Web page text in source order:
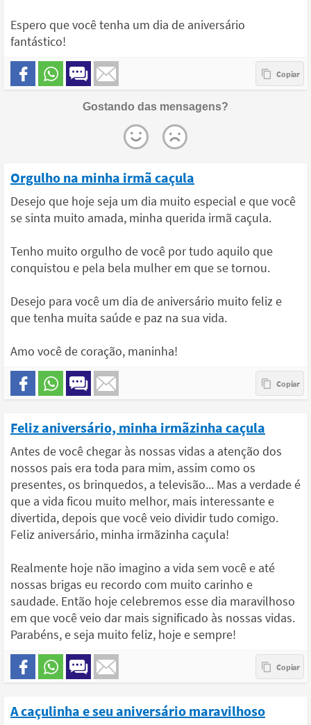
Espero que você tenha um dia de aniversário
fantástico!
Gostando das mensagens?
Orgulho na minha irmã caçula
Desejo que hoje seja um dia muito especial e que você
se sinta muito amada, minha querida irmã caçula.
Tenho muito orgulho de você por tudo aquilo que
conquistou e pela bela mulher em que se tornou.
Desejo para você um dia de aniversário muito feliz e
que tenha muita saúde e paz na sua vida.
Amo você de coração, maninha!
Feliz aniversário, minha irmãzinha caçula
Antes de você chegar às nossas vidas a atenção dos
nossos pais era toda para mim, assim como os
presentes, os brinquedos, a televisão... Mas a verdade é
que a vida ficou muito melhor, mais interessante e
divertida, depois que você veio dividir tudo comigo.
Feliz aniversário, minha irmãzinha caçula!
Realmente hoje não imagino a vida sem você e até
nossas brigas eu recordo com muito carinho e
saudade. Então hoje celebremos esse dia maravilhoso
em que você veio dar mais significado às nossas vidas.
Parabéns, e seja muito feliz, hoje e sempre!
A caçulinha e seu aniversário maravilhoso